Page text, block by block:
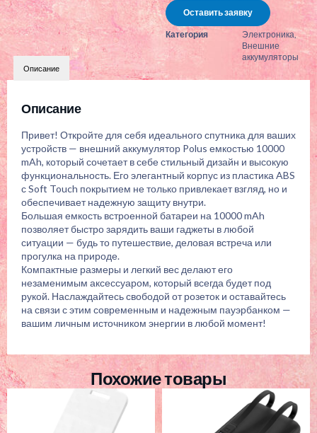
Оставить заявку
Категория Электроника,
Внешние
аккумуляторы
Описание
Описание
Привет! Откройте для себя идеального спутника для ваших
устройств — внешний аккумулятор Polus емкостью 10000
mAh, который сочетает в себе стильный дизайн и высокую
функциональность. Его элегантный корпус из пластика ABS
с Soft Touch покрытием не только привлекает взгляд, но и
обеспечивает надежную защиту внутри.
Большая емкость встроенной батареи на 10000 mAh
позволяет быстро зарядить ваши гаджеты в любой
ситуации — будь то путешествие, деловая встреча или
прогулка на природе.
Компактные размеры и легкий вес делают его
незаменимым аксессуаром, который всегда будет под
рукой. Наслаждайтесь свободой от розеток и оставайтесь
на связи с этим современным и надежным пауэрбанком —
вашим личным источником энергии в любой момент!
Похожие товары